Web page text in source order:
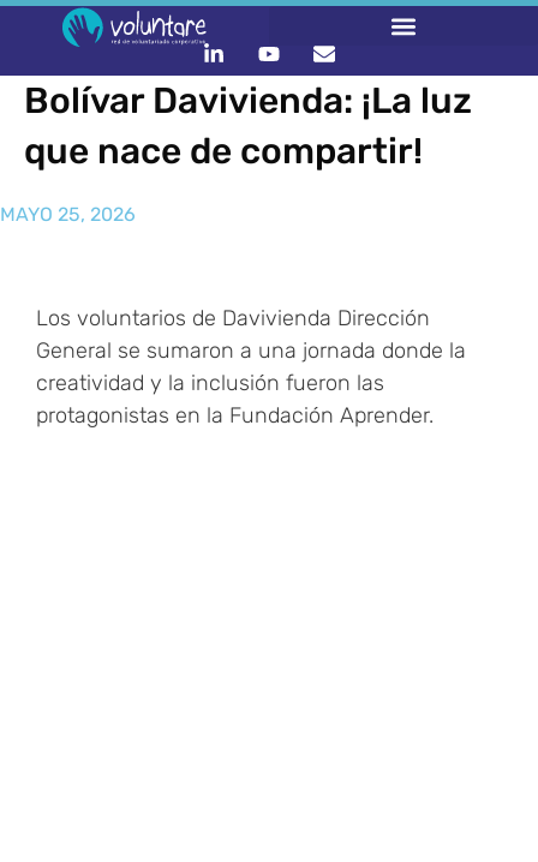
Bolívar Davivienda: ¡La luz
que nace de compartir!
MAYO 25, 2026
Los voluntarios de Davivienda Dirección
General se sumaron a una jornada donde la
creatividad y la inclusión fueron las
protagonistas en la Fundación Aprender.